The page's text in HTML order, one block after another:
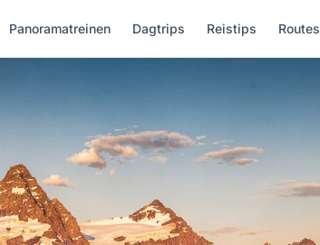
Panoramatreinen Dagtrips Reistips Routes